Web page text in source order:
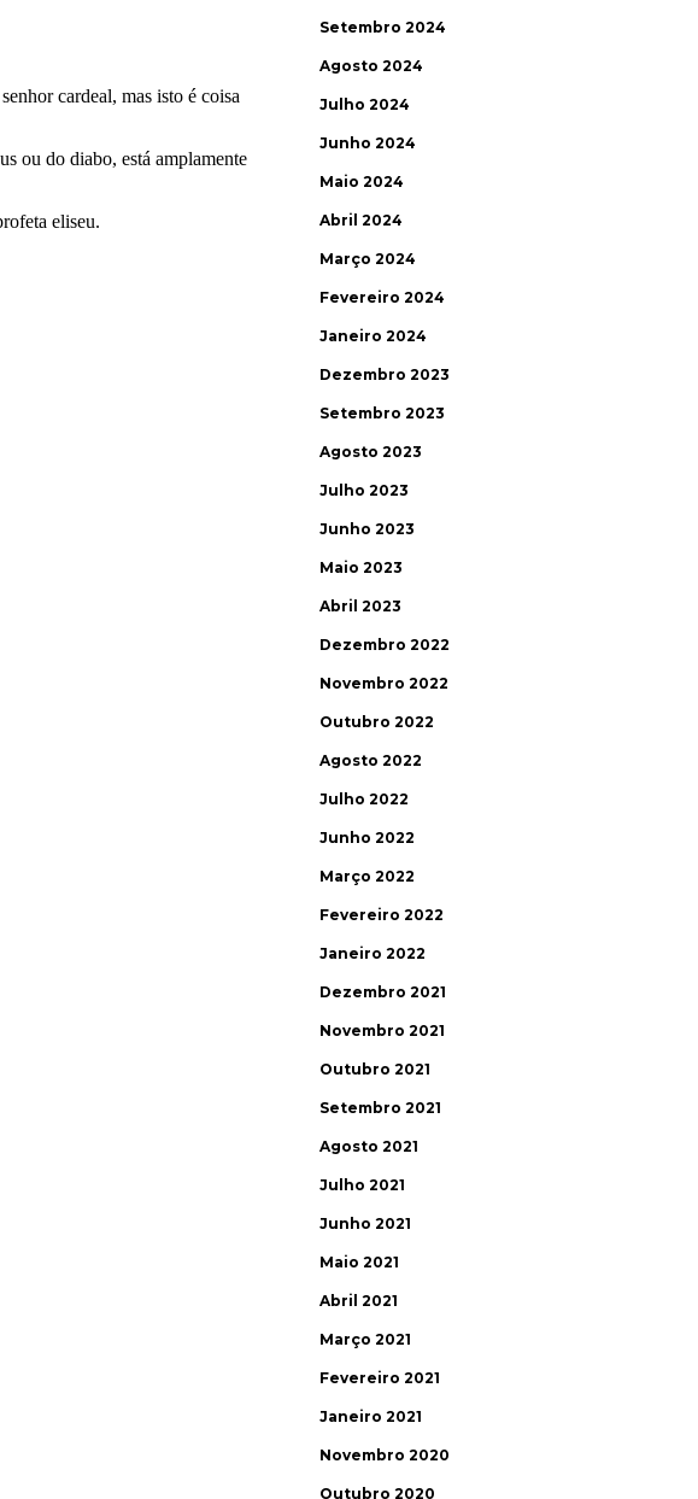
Setembro 2024
Agosto 2024
Julho 2024
Junho 2024
Maio 2024
Abril 2024
Março 2024
Fevereiro 2024
Janeiro 2024
Dezembro 2023
Setembro 2023
Agosto 2023
Julho 2023
Junho 2023
Maio 2023
Abril 2023
Dezembro 2022
Novembro 2022
Outubro 2022
Agosto 2022
Julho 2022
Junho 2022
Março 2022
Fevereiro 2022
Janeiro 2022
Dezembro 2021
Novembro 2021
Outubro 2021
Setembro 2021
Agosto 2021
Julho 2021
Junho 2021
Maio 2021
Abril 2021
Março 2021
Fevereiro 2021
Janeiro 2021
Novembro 2020
Outubro 2020